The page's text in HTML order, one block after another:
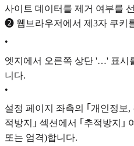
사이트 데이터를 제거 여부를
❷ 웹브라우저에서 제3자 쿠키
•
엣지에서 오른쪽 상단 '…' 표시
니다.
•
설정 페이지 좌측의 ｢개인정보
적방지｣ 섹션에서 ｢추적방지｣
또는 엄격)합니다.